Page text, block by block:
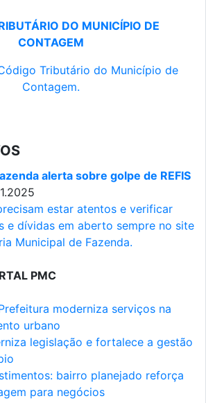
DO MUNICÍPIO DE
CONTAGEM
Tributário do Município de
Contagem.
alerta sobre golpe de REFIS
estar atentos e verificar
e dívidas em aberto sempre no site
Municipal de Fazenda.
PMC
moderniza serviços na
urbano
legislação e fortalece a gestão
bairro planejado reforça
para negócios